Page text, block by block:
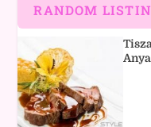
RANDOM